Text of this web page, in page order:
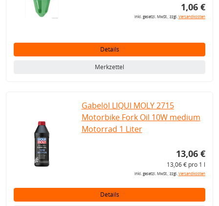
1,06 €
inkl. gesetzl. MwSt., zzgl.Versandkosten
Details
Merkzettel
Gabelöl LIQUI MOLY 2715
Motorbike Fork Oil 10W medium
Motorrad 1 Liter
13,06 €
13,06 € pro 1 l
inkl. gesetzl. MwSt., zzgl.Versandkosten
Details